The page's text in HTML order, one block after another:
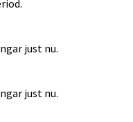
just nu.
just nu.